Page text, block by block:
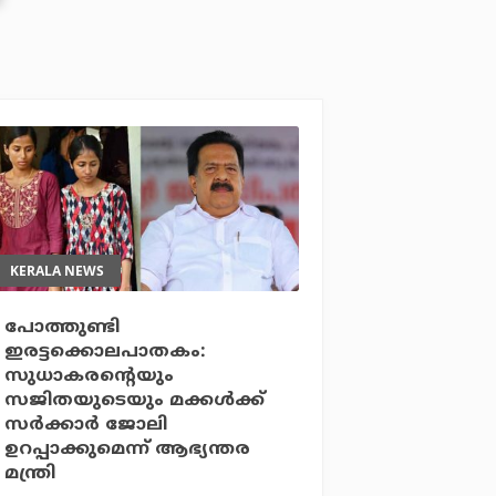
KERALA NEWS
പോത്തുണ്ടി
ഇരട്ടക്കൊലപാതകം:
സുധാകരന്റെയും
സജിതയുടെയും മക്കള്‍ക്ക്
സര്‍ക്കാര്‍ ജോലി
ഉറപ്പാക്കുമെന്ന് ആഭ്യന്തര
മന്ത്രി